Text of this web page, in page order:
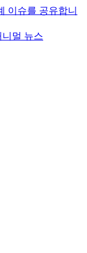
이슈를 공유합니
니멀 뉴스